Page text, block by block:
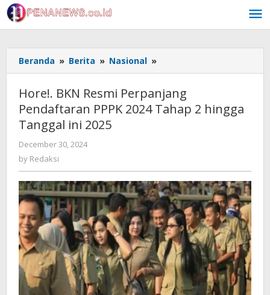
Skip
to
content
Beranda » Berita » Nasional »
BKN
Perpanjang
Pendaftaran
hingga
Tanggal
ini
2025
Hore!. BKN Resmi Perpanjang
Pendaftaran PPPK 2024 Tahap 2 hingga
Tanggal ini 2025
December 30, 2024
by Redaksi